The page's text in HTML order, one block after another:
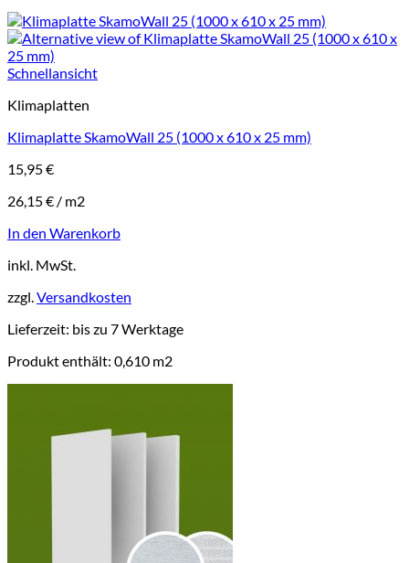
Schnellansicht
Klimaplatten
Klimaplatte SkamoWall 25 (1000 x 610 x 25 mm)
15,95€
26,15€ / m2
In den Warenkorb
inkl. MwSt.
zzgl.Versandkosten
Lieferzeit: bis zu 7 Werktage
Produkt enthält: 0,610 m2